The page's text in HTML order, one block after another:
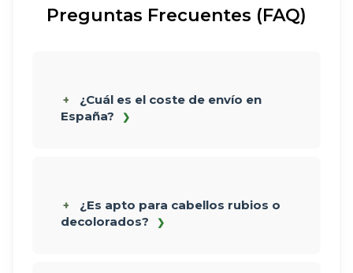
Preguntas Frecuentes (FAQ)
¿Cuál es el coste de envío en
España?
¿Es apto para cabellos rubios o
decolorados?